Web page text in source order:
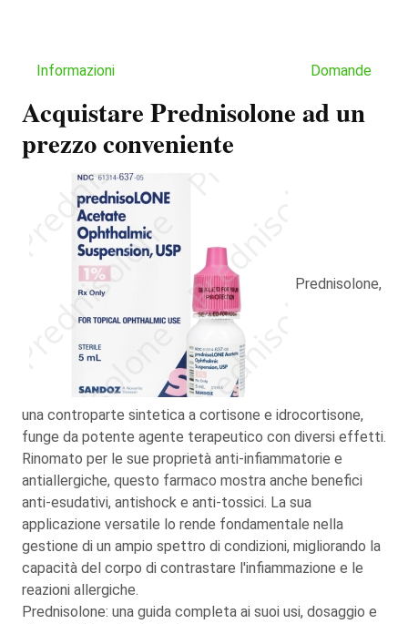
Informazioni Domande
Acquistare Prednisolone ad un
prezzo conveniente
Prednisolone,
una controparte sintetica a cortisone e idrocortisone,
funge da potente agente terapeutico con diversi effetti.
Rinomato per le sue proprietà anti-infiammatorie e
antiallergiche, questo farmaco mostra anche benefici
anti-esudativi, antishock e anti-tossici. La sua
applicazione versatile lo rende fondamentale nella
gestione di un ampio spettro di condizioni, migliorando la
capacità del corpo di contrastare l'infiammazione e le
reazioni allergiche.
Prednisolone: una guida completa ai suoi usi, dosaggio e